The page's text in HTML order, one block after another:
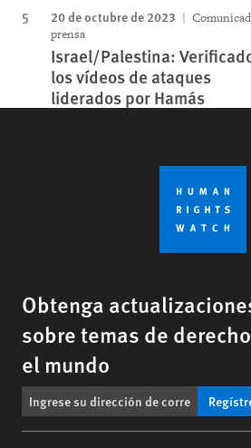
20 de octubre de 2023
prensa
Israel/Palestina:
los vídeos de ataques
liderados por Hamás
Obtenga
sobre temas de
el mundo